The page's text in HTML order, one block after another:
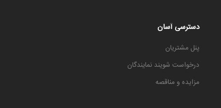
دسترسی آسان
پنل مشتریان
درخواست شویند نمایندگان
مزایده و مناقصه